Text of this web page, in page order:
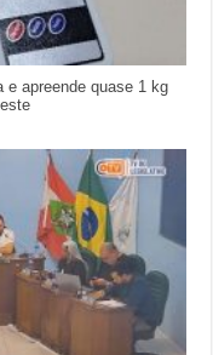
e apreende quase 1 kg